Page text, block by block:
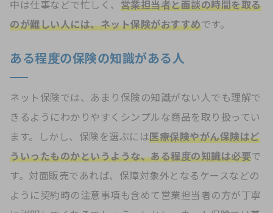
中は仕事などで忙しく、 営業担当者と面談の時間を取る
のが難しい人には、ネット保険がおすすめです。
ある程度の保険の知識がある人
ネット保険では、あまり保険の知識がない人でも理解で
きるようにわかりやすくシンプルな商品を取り扱ってい
ます。しかし、保険を選ぶには医療保険やがん保険はど
ういったものかというような、ある程度の知識は必要で
す。対面販売であれば、保障対象外となるケースなどの
ように契約時の注意事項も含めて営業担当者の方が丁寧